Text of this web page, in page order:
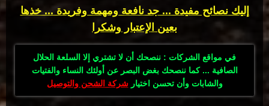
إليك نصائح مفيدة ... جد نافعة ومهمة وفريدة ... خذها
بعين الإعتبار وشكرا
في مواقع الشركات : ننصحك أن لا تشتري إلا السلعة الحلال
الصافية ... كما ننصحك بغض البصر عن أولئك النساء والفتيات
والشابات وأن تحسن اختيارشركة الشحن والتوصيل